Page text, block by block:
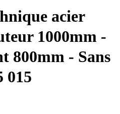
acier
1000mm -
800mm - Sans
015